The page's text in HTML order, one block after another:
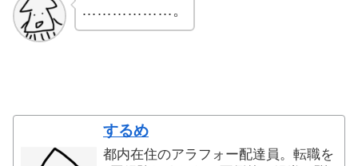
………………。
するめ
都内在住のアラフォー配達員。転職を